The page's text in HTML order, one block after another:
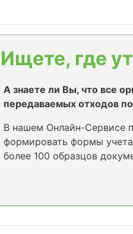
Ищете, где
А знаете ли Вы, что все
передаваемых отходов
В нашем Онлайн-Сервисе
формировать формы
более 100 образцов